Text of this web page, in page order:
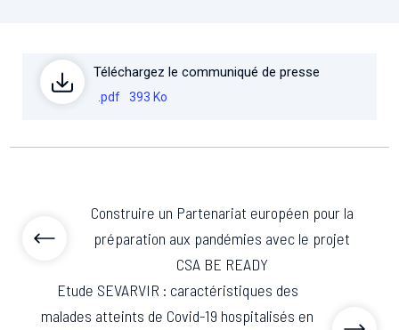
Téléchargez le communiqué de presse
.pdf 393 Ko
Construire un Partenariat européen pour la
préparation aux pandémies avec le projet
CSA BE READY
Etude SEVARVIR : caractéristiques des
malades atteints de Covid-19 hospitalisés en